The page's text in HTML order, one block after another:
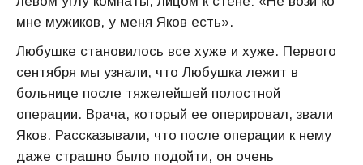
мне мужиков, у меня Яков есть».
Любушке становилось все хуже и хуже. Первого
сентября мы узнали, что Любушка лежит в
больнице после тяжелейшей полостной
операции. Врача, который ее оперировал, звали
Яков. Рассказывали, что после операции к нему
даже страшно было подойти, он очень